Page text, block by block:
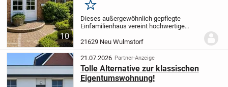
10
Merken
Dieses außergewöhnlich gepflegte
Einfamilienhaus vereint hochwertige
Friesenhausarchitektur und eine
durchdachte Raumaufteilung zu einem
Zuhause mit besonderem
Wohnkomfort....
21629 Neu Wulmstorf
21.07.2026 Partner-Anzeige
Tolle Alternative zur klassischen
Eigentumswohnung!